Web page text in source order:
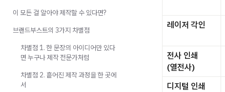
레이저 각인
전사 인쇄
(열전사)
디지털 인쇄
이 모든 걸 알아야 제작할 수 있다면?
브랜드부스트의 3가지 차별점
차별점 1. 한 문장의 아이디어만 있다
면 누구나 제작 전문가처럼
차별점 2. 흩어진 제작 과정을 한 곳에
서